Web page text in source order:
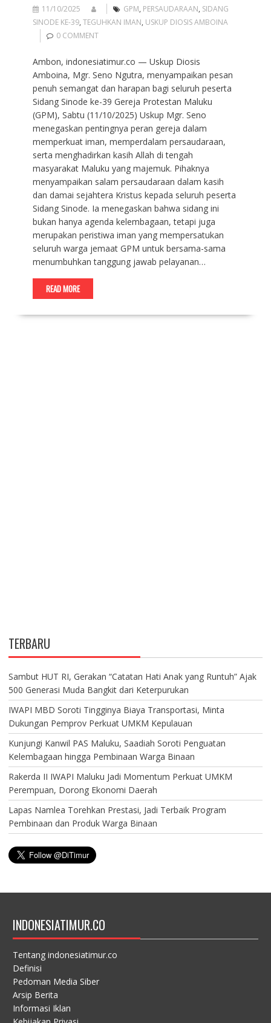
11/10/2025 GPM, PERSAUDARAAN, SIDANG
SINODE KE-39, TEGUHKAN IMAN, USKUP DIOSIS AMBOINA
0 COMMENT
Ambon, indonesiatimur.co — Uskup Diosis
Amboina, Mgr. Seno Ngutra, menyampaikan pesan
penuh semangat dan harapan bagi seluruh peserta
Sidang Sinode ke-39 Gereja Protestan Maluku
(GPM), Sabtu (11/10/2025) Uskup Mgr. Seno
menegaskan pentingnya peran gereja dalam
memperkuat iman, memperdalam persaudaraan,
serta menghadirkan kasih Allah di tengah
masyarakat Maluku yang majemuk. Pihaknya
menyampaikan salam persaudaraan dalam kasih
dan damai sejahtera Kristus kepada seluruh peserta
Sidang Sinode. Ia menegaskan bahwa sidang ini
bukan hanya agenda kelembagaan, tetapi juga
merupakan peristiwa iman yang mempersatukan
seluruh warga jemaat GPM untuk bersama-sama
menumbuhkan tanggung jawab pelayanan…
READ MORE
TERBARU
Sambut HUT RI, Gerakan “Catatan Hati Anak yang Runtuh” Ajak
500 Generasi Muda Bangkit dari Keterpurukan
IWAPI MBD Soroti Tingginya Biaya Transportasi, Minta
Dukungan Pemprov Perkuat UMKM Kepulauan
Kunjungi Kanwil PAS Maluku, Saadiah Soroti Penguatan
Kelembagaan hingga Pembinaan Warga Binaan
Rakerda II IWAPI Maluku Jadi Momentum Perkuat UMKM
Perempuan, Dorong Ekonomi Daerah
Lapas Namlea Torehkan Prestasi, Jadi Terbaik Program
Pembinaan dan Produk Warga Binaan
INDONESIATIMUR.CO
Tentang indonesiatimur.co
Definisi
Pedoman Media Siber
Arsip Berita
Informasi Iklan